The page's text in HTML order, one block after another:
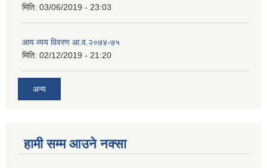
मिति: 03/06/2019 - 23:03
आय व्यय विवरण आ.व.२०७४-७५
मिति: 02/12/2019 - 21:20
अन्य
हामी सम्म आउने नक्सा